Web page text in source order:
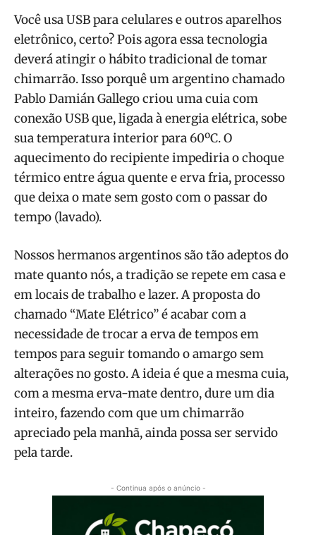
Você usa USB para celulares e outros aparelhos
eletrônico, certo? Pois agora essa tecnologia
deverá atingir o hábito tradicional de tomar
chimarrão. Isso porquê um argentino chamado
Pablo Damián Gallego criou uma cuia com
conexão USB que, ligada à energia elétrica, sobe
sua temperatura interior para 60ºC. O
aquecimento do recipiente impediria o choque
térmico entre água quente e erva fria, processo
que deixa o mate sem gosto com o passar do
tempo (lavado).
Nossos hermanos argentinos são tão adeptos do
mate quanto nós, a tradição se repete em casa e
em locais de trabalho e lazer. A proposta do
chamado “Mate Elétrico” é acabar com a
necessidade de trocar a erva de tempos em
tempos para seguir tomando o amargo sem
alterações no gosto. A ideia é que a mesma cuia,
com a mesma erva-mate dentro, dure um dia
inteiro, fazendo com que um chimarrão
apreciado pela manhã, ainda possa ser servido
pela tarde.
- Continua após o anúncio -